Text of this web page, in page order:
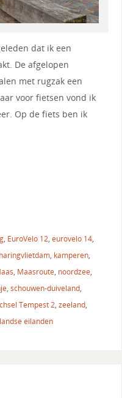
dat ik een
De afgelopen
met rugzak een
voor fietsen vond ik
Op de fiets ben ik
, EuroVelo 12, eurovelo 14,
haringvlietdam, kamperen,
, Maasroute, noordzee,
, schouwen-duiveland,
Tempest 2, zeeland,
eilanden